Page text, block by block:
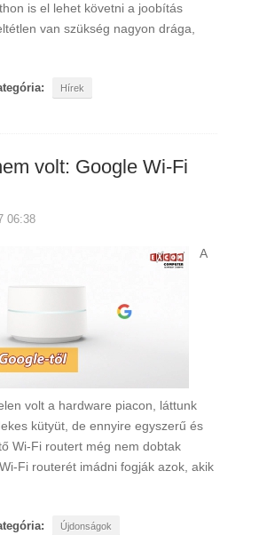
is el lehet követni a joobítás
van szükség nagyon drága,
Hírek
volt: Google Wi-Fi
06:38
A
volt a hardware piacon, láttunk
kütyüt, de ennyire egyszerű és
Wi-Fi routert még nem dobtak
Fi routerét imádni fogják azok, akik
Újdonságok